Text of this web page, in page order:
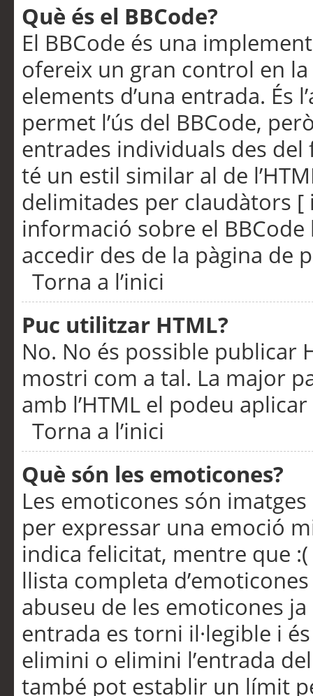
Què és el BBCode?
El BBCode és una
ofereix un gran control en
elements d’una entrada. És
permet l’ús del BBCode,
entrades individuals des
té un estil similar al de
delimitades per claudàtors [
informació sobre el
accedir des de la pàgina de
Torna a l’inici
Puc utilitzar HTML?
No. No és possible publicar
mostri com a tal. La major
amb l’HTML el podeu
Torna a l’inici
Què són les emoticones?
Les emoticones són
per expressar una emoció
indica felicitat, mentre que
llista completa
abuseu de les emoticones
entrada es torni il·legible i
elimini o elimini l’entrada
també pot establir un límit